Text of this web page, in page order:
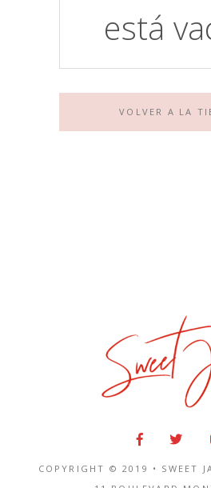
está
VOLVER A LA
COPYRIGHT © 2019 • SWEET